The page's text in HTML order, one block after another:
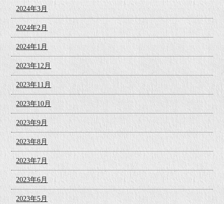
2024年3月
2024年2月
2024年1月
2023年12月
2023年11月
2023年10月
2023年9月
2023年8月
2023年7月
2023年6月
2023年5月